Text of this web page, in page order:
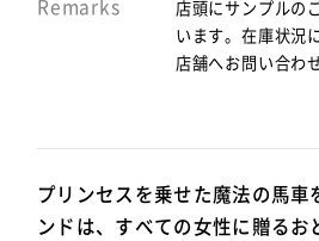
Remarks
店頭にサンプルの
います。在庫状況
店舗へお問い合わ
プリンセスを乗せた魔法の馬車
ンドは、すべての女性に贈るお